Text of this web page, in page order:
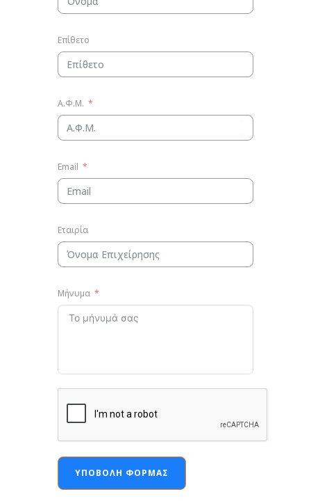
Επίθετο
Α.Φ.Μ.
Email
Εταιρία
Μήνυμα
ΥΠΟΒΟΛΉ ΦΌΡΜΑΣ